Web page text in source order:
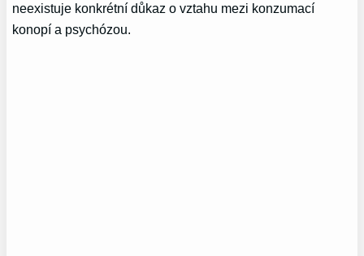
neexistuje konkrétní důkaz o vztahu mezi konzumací
konopí a psychózou.